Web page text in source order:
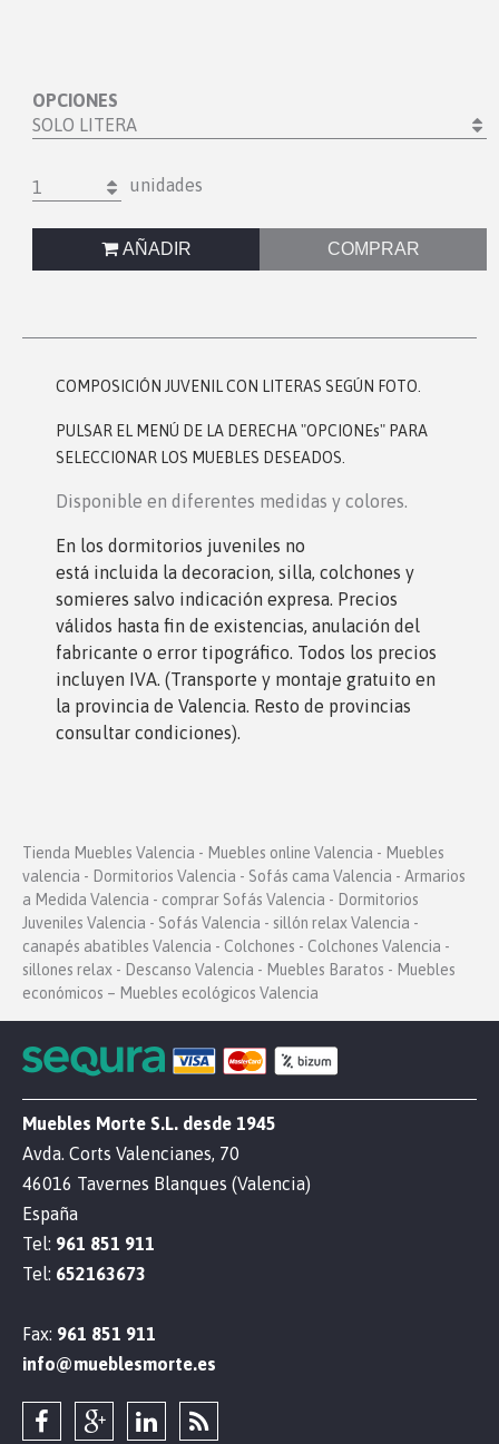
OPCIONES
SOLO LITERA
1 unidades
AÑADIR COMPRAR
COMPOSICIÓN JUVENIL CON LITERAS SEGÚN FOTO.
PULSAR EL MENÚ DE LA DERECHA "OPCIONEs" PARA
SELECCIONAR LOS MUEBLES DESEADOS.
Disponible en diferentes medidas y colores.
En los dormitorios juveniles no
está incluida la decoracion, silla, colchones y
somieres salvo indicación expresa. Precios
válidos hasta fin de existencias, anulación del
fabricante o error tipográfico. Todos los precios
incluyen IVA. (Transporte y montaje gratuito en
la provincia de Valencia. Resto de provincias
consultar condiciones).
Tienda Muebles Valencia - Muebles online Valencia - Muebles
valencia - Dormitorios Valencia - Sofás cama Valencia - Armarios
a Medida Valencia - comprar Sofás Valencia - Dormitorios
Juveniles Valencia - Sofás Valencia - sillón relax Valencia -
canapés abatibles Valencia - Colchones - Colchones Valencia -
sillones relax - Descanso Valencia - Muebles Baratos - Muebles
económicos – Muebles ecológicos Valencia
Muebles Morte S.L. desde 1945
Avda. Corts Valencianes, 70
46016 Tavernes Blanques (Valencia)
España
Tel: 961 851 911
Tel: 652163673
Fax: 961 851 911
info@mueblesmorte.es